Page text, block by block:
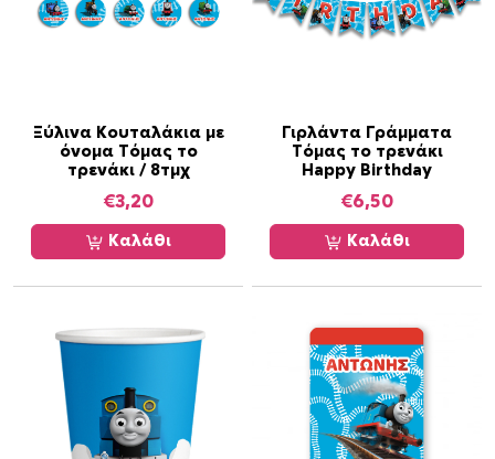
Ξύλινα Κουταλάκια με
όνομα Τόμας το
τρενάκι / 8τμχ
€3,20
Καλάθι
Γιρλάντα Γράμματα
Τόμας το τρενάκι
Happy Birthday
€6,50
Καλάθι